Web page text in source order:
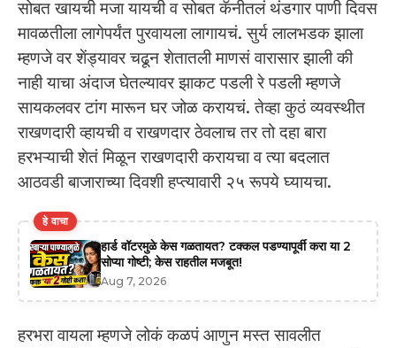
सोबत खायची मजा यायची व सोबत कॅनीतलं थंडगार पाणी दिवस
मावळतीला लागेपर्यंत पुरवायला लागायचं. सुर्य लालभडक झाला
म्हणजे वर शेंड्यावर चढून शेतातली माणसं वारासार झाली की
नाही याचा अंदाज घेतल्यावर झाकट पडली रे पडली म्हणजे
सायकलवर टांग मारून घर जोळ करायचं. तेव्हा कुठं व्यवस्थीत
राखणदारी व्हायची व राखणदार ठेवलाच तर तो दहा बारा
हरभऱ्याची शेतं मिळून राखणदारी करायचा व त्या बदलात
आठवडी बाजाराच्या दिवशी हप्त्यावारी २५ रूपये घ्यायचा.
हे वाचा
हार्ड वॉटरमुळे केस गळतायत? टक्कल पडण्यापूर्वी करा या 2
सोप्या गोष्टी; केस राहतील मजबूत!
Aug 7, 2026
हरभरा वायला म्हणजे लोकं कळपं आणुन मस्त सावलीत